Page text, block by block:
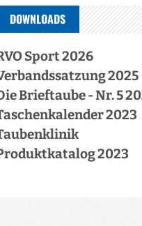
DOWNLOADS
Sport 2026
2025
Brieftaube - Nr. 5
2023
2023